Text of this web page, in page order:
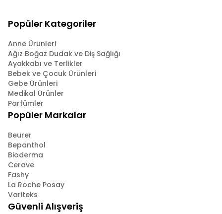
Popüler Kategoriler
Anne Ürünleri
Ağız Boğaz Dudak ve Diş Sağlığı
Ayakkabı ve Terlikler
Bebek ve Çocuk Ürünleri
Gebe Ürünleri
Medikal Ürünler
Parfümler
Popüler Markalar
Beurer
Bepanthol
Bioderma
Cerave
Fashy
La Roche Posay
Variteks
Güvenli Alışveriş